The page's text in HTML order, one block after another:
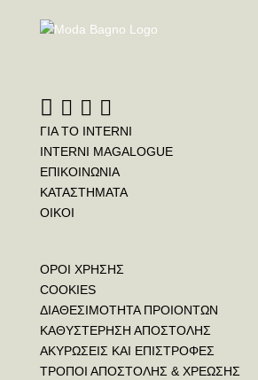
ΓΙΑ ΤΟ INTERNI
INTERNI MAGALOGUE
ΕΠΙΚΟΙΝΩΝΙΑ
ΚΑΤΑΣΤΗΜΑΤΑ
ΟΙΚΟΙ
ΟΡΟΙ ΧΡΗΣΗΣ
COOKIES
ΔΙΑΘΕΣΙΜΟΤΗΤΑ ΠΡΟΙΟΝΤΩΝ
ΚΑΘΥΣΤΕΡΗΣΗ ΑΠΟΣΤΟΛΗΣ
ΑΚΥΡΩΣΕΙΣ ΚΑΙ ΕΠΙΣΤΡΟΦΕΣ
ΤΡΟΠΟΙ ΑΠΟΣΤΟΛΗΣ & ΧΡΕΩΣΗΣ